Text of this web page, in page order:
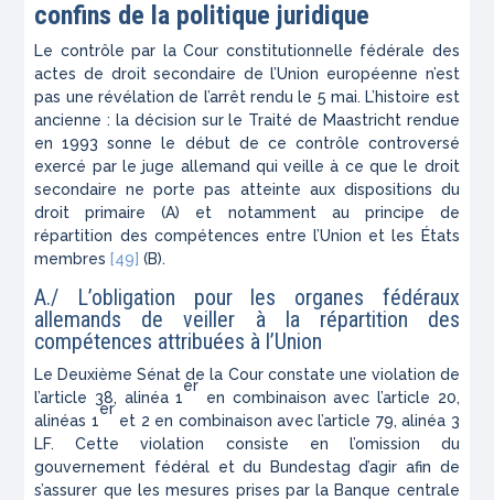
confins de la politique juridique
Le contrôle par la Cour constitutionnelle fédérale des
actes de droit secondaire de l’Union européenne n’est
pas une révélation de l’arrêt rendu le 5 mai. L’histoire est
ancienne : la décision sur le Traité de Maastricht rendue
en 1993 sonne le début de ce contrôle controversé
exercé par le juge allemand qui veille à ce que le droit
secondaire ne porte pas atteinte aux dispositions du
droit primaire (A) et notamment au principe de
répartition des compétences entre l’Union et les États
membres [49] (B).
A./ L’obligation pour les organes fédéraux
allemands de veiller à la répartition des
compétences attribuées à l’Union
Le Deuxième Sénat de la Cour constate une violation de
l’article 38, alinéa 1
er
en combinaison avec l’article 20,
alinéas 1
er
et 2 en combinaison avec l’article 79, alinéa 3
LF. Cette violation consiste en l’omission du
gouvernement fédéral et du Bundestag d’agir afin de
s’assurer que les mesures prises par la Banque centrale